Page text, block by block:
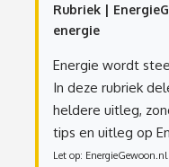
Rubriek |
energie
Energie wordt
In deze rubriek
heldere uitleg,
tips en uitleg op
Let op: